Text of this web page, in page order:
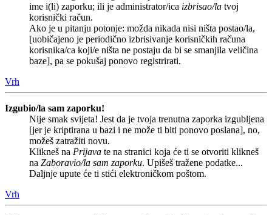
ime i(li) zaporku; ili je administrator/ica izbrisao/la tvoj
korisnički račun.
Ako je u pitanju potonje: možda nikada nisi ništa postao/la,
[uobičajeno je periodično izbrisivanje korisničkih računa
korisnika/ca koji/e ništa ne postaju da bi se smanjila veličina
baze], pa se pokušaj ponovo registrirati.
Vrh
Izgubio/la sam zaporku!
Nije smak svijeta! Jest da je tvoja trenutna zaporka izgubljena
[jer je kriptirana u bazi i ne može ti biti ponovo poslana], no,
možeš zatražiti novu.
Klikneš na Prijava te na stranici koja će ti se otvoriti klikneš
na Zaboravio/la sam zaporku. Upišeš tražene podatke...
Daljnje upute će ti stići elektroničkom poštom.
Vrh